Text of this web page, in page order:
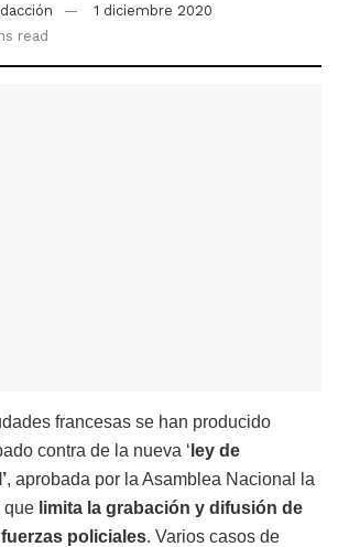
1 diciembre 2020
read
francesas se han producido
contra de la nueva ‘ ley de
, aprobada por la Asamblea Nacional la
que limita la grabación y difusión de
policiales. Varios casos de